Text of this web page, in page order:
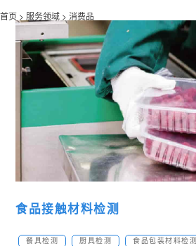
首页 > 服务领域 > 消费品
食品接触材料检测
餐具检测 厨具检测 食品包装材料检测